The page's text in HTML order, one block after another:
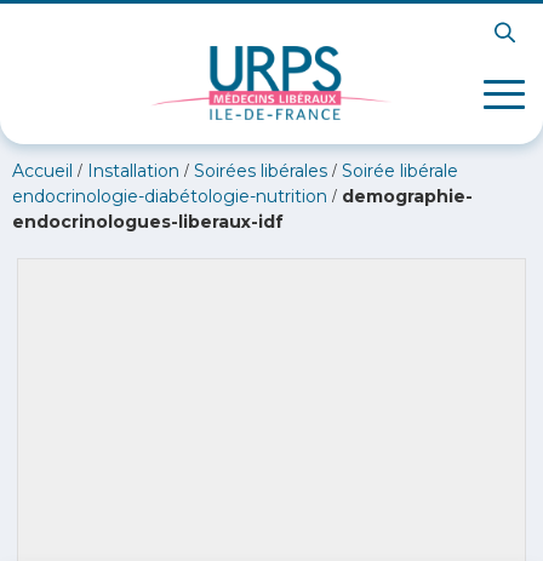
Accueil / Installation / Soirées libérales / Soirée libérale
endocrinologie-diabétologie-nutrition / demographie-
endocrinologues-liberaux-idf